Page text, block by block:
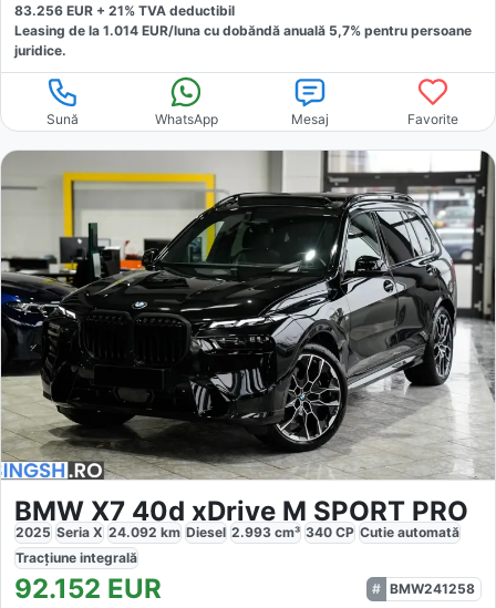
83.256 EUR + 21% TVA deductibil
Leasing de la 1.014 EUR/luna cu dobăndă anuală 5,7% pentru persoane
juridice.
Sună WhatsApp Mesaj Favorite
BMW X7 40d xDrive M SPORT PRO
2025 Seria X 24.092 km Diesel 2.993 cm³ 340 CP Cutie automată
Tracțiune integrală
92.152 EUR
BMW241258